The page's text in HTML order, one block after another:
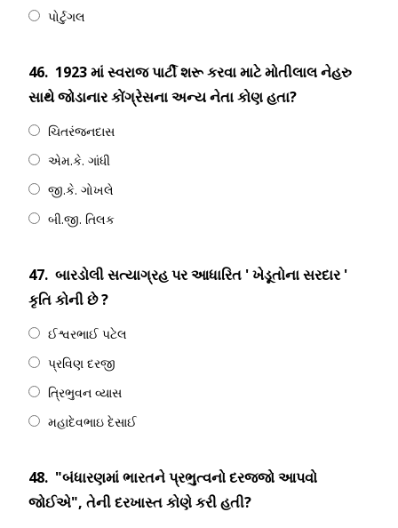
પોર્ટુગલ
46. 1923 માં સ્વરાજ પાર્ટી શરૂ કરવા માટે મોતીલાલ નેહરુ
સાથે જોડાનાર કોંગ્રેસના અન્ય નેતા કોણ હતા?
ચિતરંજનદાસ
એમ.કે. ગાંધી
જી.કે. ગોખલે
બી.જી. તિલક
47. બારડોલી સત્યાગ્રહ પર આધારિત ' ખેડૂતોના સરદાર '
કૃતિ કોની છે ?
ઈશ્વરભાઈ પટેલ
પ્રવિણ દરજી
ત્રિભુવન વ્યાસ
મહાદેવભાઇ દેસાઈ
48. "બંધારણમાં ભારતને પ્રભુત્વનો દરજ્જો આપવો
જોઈએ", તેની દરખાસ્ત કોણે કરી હતી?